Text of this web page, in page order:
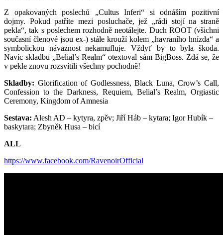
Z opakovaných poslechů „Cultus Inferi“ si odnáším pozitivní
dojmy. Pokud patříte mezi posluchače, jež „rádi stojí na straně
pekla“, tak s poslechem rozhodně neotálejte. Duch ROOT (všichni
současní členové jsou ex-) stále krouží kolem „havraního hnízda“ a
symbolickou návaznost nekamufluje. Vždyť by to byla škoda.
Navíc skladbu „Belial’s Realm“ otextoval sám BigBoss. Zdá se, že
v pekle znovu rozsvítili všechny pochodně!
Skladby: Glorification of Godlessness, Black Luna, Crow’s Call,
Confession to the Darkness, Requiem, Belial’s Realm, Orgiastic
Ceremony, Kingdom of Amnesia
Sestava: Alesh AD – kytyra, zpěv; Jiří Háb – kytara; Igor Hubík –
baskytara; Zbyněk Husa – bicí
ALL
https://www.facebook.com/RavenoirOfficial